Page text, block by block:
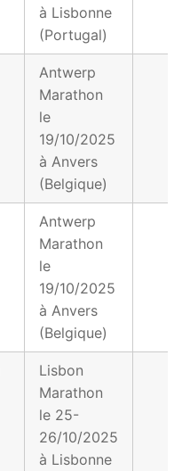
à Lisbonne
(Portugal)
Antwerp
Marathon
le
19/10/2025
à Anvers
(Belgique)
Antwerp
Marathon
le
19/10/2025
à Anvers
(Belgique)
Lisbon
Marathon
le 25-
26/10/2025
à Lisbonne